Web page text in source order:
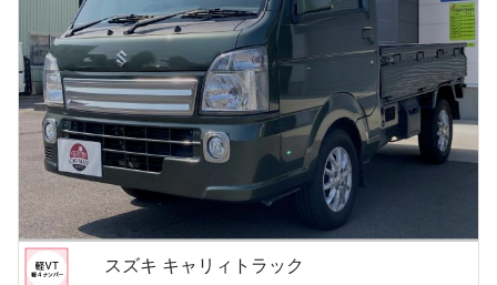
スズキ キャリィトラック